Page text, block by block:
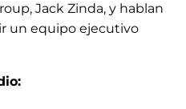
Jack Zinda, y hablan
un equipo ejecutivo